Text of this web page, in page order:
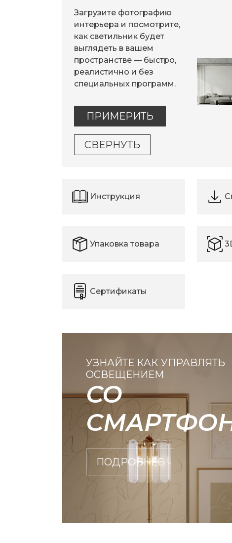
Загрузите фотографию
интерьера и посмотрите,
как светильник будет
выглядеть в вашем
пространстве — быстро,
реалистично и без
специальных программ.
ПРИМЕРИТЬ
СВЕРНУТЬ
Инструкция
Упаковка товара
Сертификаты
УЗНАЙТЕ КАК УПРАВЛЯТЬ
ОСВЕЩЕНИЕМ
СО
ПОДРОБНЕЕ